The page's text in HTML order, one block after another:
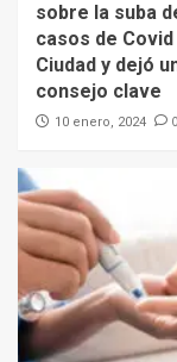
sobre la suba
casos de Covid
Ciudad y dejó
consejo clave
10 enero, 2024 0